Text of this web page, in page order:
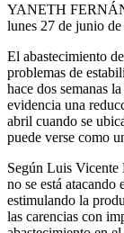
YANETH
lunes 27 de junio
El abastecimiento
problemas de
hace dos semanas
evidencia una
abril cuando se
puede verse como
Según Luis Vicente
no se está
estimulando la
las carencias con